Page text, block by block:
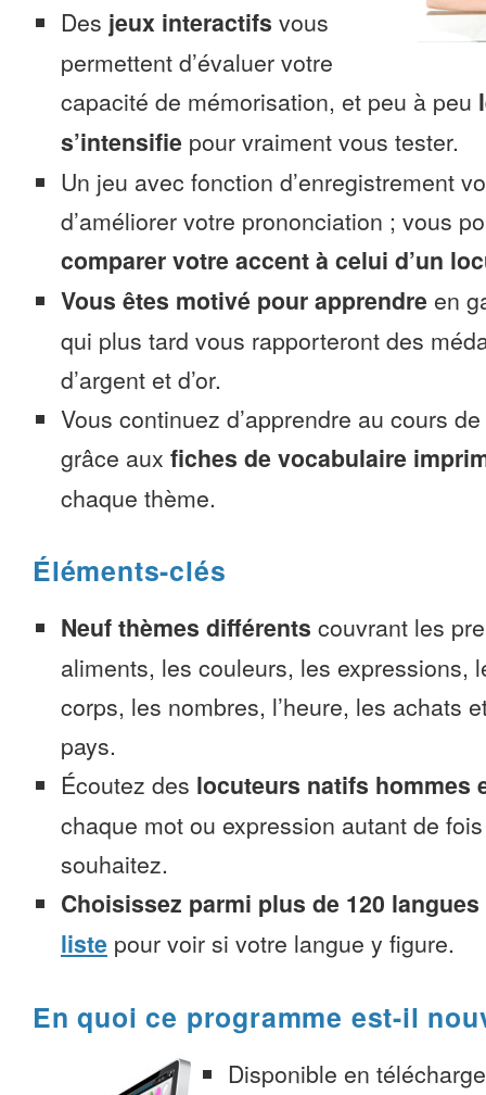
Des jeux interactifs vous
permettent d’évaluer votre
capacité de mémorisation, et peu à peu
s’intensifie pour vraiment vous tester.
Un jeu avec fonction d’enregistrement
d’améliorer votre prononciation ; vous
comparer votre accent à celui d’un
Vous êtes motivé pour apprendre en
qui plus tard vous rapporteront des
d’argent et d’or.
Vous continuez d’apprendre au cours
grâce aux fiches de vocabulaire
chaque thème.
Éléments-clés
Neuf thèmes différents couvrant les
aliments, les couleurs, les expressions,
corps, les nombres, l’heure, les achats
pays.
Écoutez des locuteurs natifs hommes
chaque mot ou expression autant de
souhaitez.
Choisissez parmi plus de 120 langues
liste pour voir si votre langue y figure.
En quoi ce programme est-il
Disponible en